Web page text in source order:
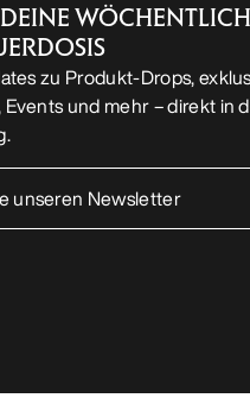
zu Produkt-Drops,
und mehr – direkt in